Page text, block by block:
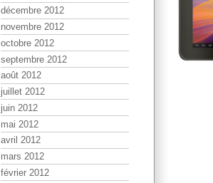
décembre 2012
novembre 2012
octobre 2012
septembre 2012
août 2012
juillet 2012
juin 2012
mai 2012
avril 2012
mars 2012
février 2012